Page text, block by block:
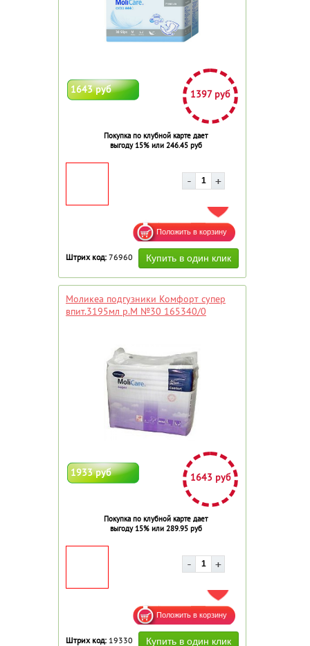
1643 руб 1397 руб
Покупка по клубной карте дает
выгоду 15% или 246.45 руб
ДОБАВИТЬ В ИЗБРАННОЕ
Штрих код: 76960
Моликеа подгузники Комфорт супер
впит.3195мл р.M №30 165340/0
1933 руб 1643 руб
Покупка по клубной карте дает
выгоду 15% или 289.95 руб
ДОБАВИТЬ В ИЗБРАННОЕ
Штрих код: 19330